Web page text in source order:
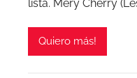
lista. Mery Cherry
Quiero más!